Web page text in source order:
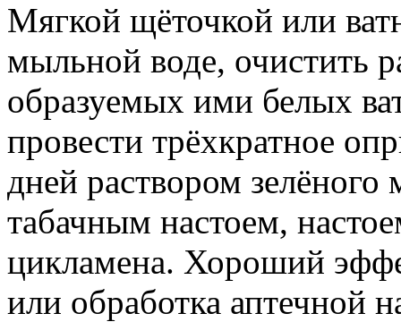
Мягкой щёточкой или
мыльной воде, очистить
образуемых ими белых
провести трёхкратное
дней раствором
табачным настоем,
цикламена. Хороший
или обработка аптечной